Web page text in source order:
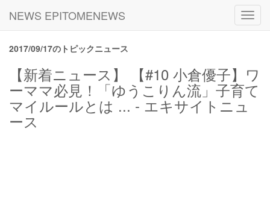
NEWS EPITOMENEWS
2017/09/17のトピックニュース
【新着ニュース】 【#10 小倉優子】ワ
ーママ必見！「ゆうこりん流」子育て
マイルールとは ... - エキサイトニュ
ース